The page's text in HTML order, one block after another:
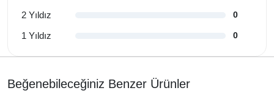
2 Yıldız 0
1 Yıldız 0
Beğenebileceğiniz Benzer Ürünler